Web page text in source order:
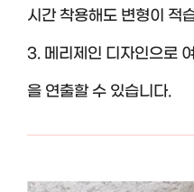
시간 착용해도 변형이 적
3. 메리제인 디자인으로
을 연출할 수 있습니다.